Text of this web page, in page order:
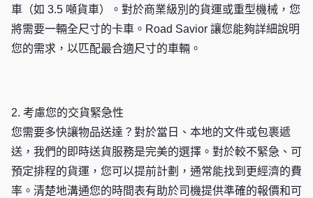
車（如 3.5 噸貨車）。對於商業級別的貨運或重型機械，您
將需要一輛全尺寸的卡車。Road Savior 讓您能夠詳細說明
您的需求，以匹配最合適尺寸的車輛。
2. 考慮您的交貨緊急性
您需要多快讓物品送達？對於當日、本地的文件或包裹遞
送，我們的即時送貨服務是完美的選擇。對於較不緊急、可
預定排程的貨運，您可以提前計劃，通常能找到更經濟的費
率。清楚地溝通您的時間表有助於司機提供準確的報價和可